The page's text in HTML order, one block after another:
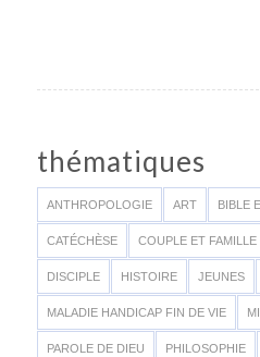
thématiques
ANTHROPOLOGIE ART BIBLE
CATÉCHÈSE COUPLE ET FAMILLE
DISCIPLE HISTOIRE JEUNES
MALADIE HANDICAP FIN DE VIE
PAROLE DE DIEU PHILOSOPHIE